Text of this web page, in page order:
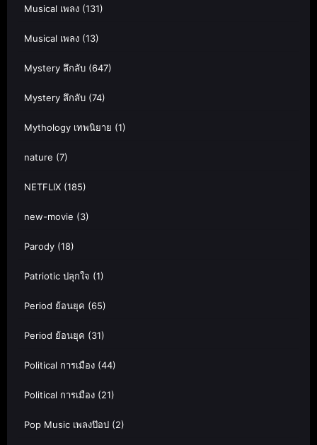
Musical เพลง (131)
Musical เพลง (13)
Mystery ลึกลับ (647)
Mystery ลึกลับ (74)
Mythology เทพนิยาย (1)
nature (7)
NETFLIX (185)
new-movie (3)
Parody (18)
Patriotic ปลุกใจ (1)
Period ย้อนยุค (65)
Period ย้อนยุค (31)
Political การเมือง (44)
Political การเมือง (21)
Pop Music เพลงป๊อป (2)